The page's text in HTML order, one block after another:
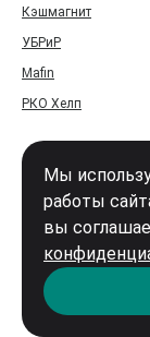
Кэшмагнит
УБРиР
Mafin
РКО Хелп
Мы
работы
вы